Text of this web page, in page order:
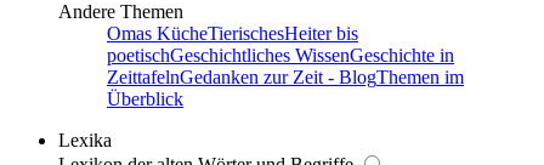
Andere Themen
Omas KücheTierischesHeiter bis
poetischGeschichtliches WissenGeschichte in
ZeittafelnGedanken zur Zeit - BlogThemen im
Überblick
Lexika